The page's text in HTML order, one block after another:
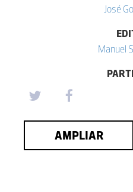
José
Manuel
AMPLIAR